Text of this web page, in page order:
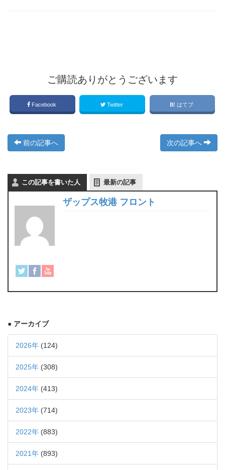
ご購読ありがとうございます
Facebook Twitter はてブ
前の記事へ 次の記事へ
この記事を書いた人 最新の記事
ザップス牧港 フロント
● アーカイブ
2026年 (124)
2025年 (308)
2024年 (413)
2023年 (714)
2022年 (883)
2021年 (893)